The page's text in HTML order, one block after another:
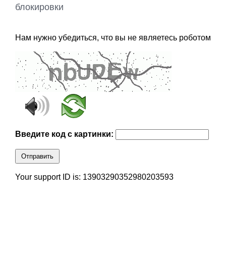
блокировки
Нам нужно убедиться, что вы не являетесь роботом
Введите код с картинки:
Отправить
Your support ID is: 13903290352980203593